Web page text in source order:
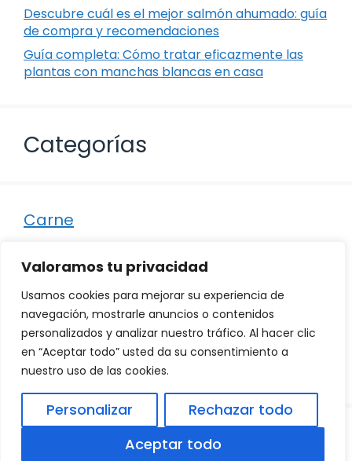
Valoramos tu privacidad
Usamos cookies para mejorar su experiencia de
navegación, mostrarle anuncios o contenidos
personalizados y analizar nuestro tráfico. Al hacer clic
en “Aceptar todo” usted da su consentimiento a
nuestro uso de las cookies.
Personalizar
Rechazar todo
Aceptar todo
Descubre cuál es el mejor salmón ahumado: guía
de compra y recomendaciones
Guía completa: Cómo tratar eficazmente las
plantas con manchas blancas en casa
Categorías
Carne
Otro
Pescado
Recetas
Política de Privacidad Aviso Legal|
Política de Cookies